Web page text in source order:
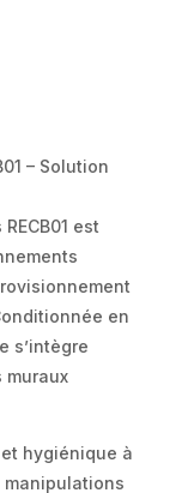
– Solution
est
en
s’intègre
hygiénique à